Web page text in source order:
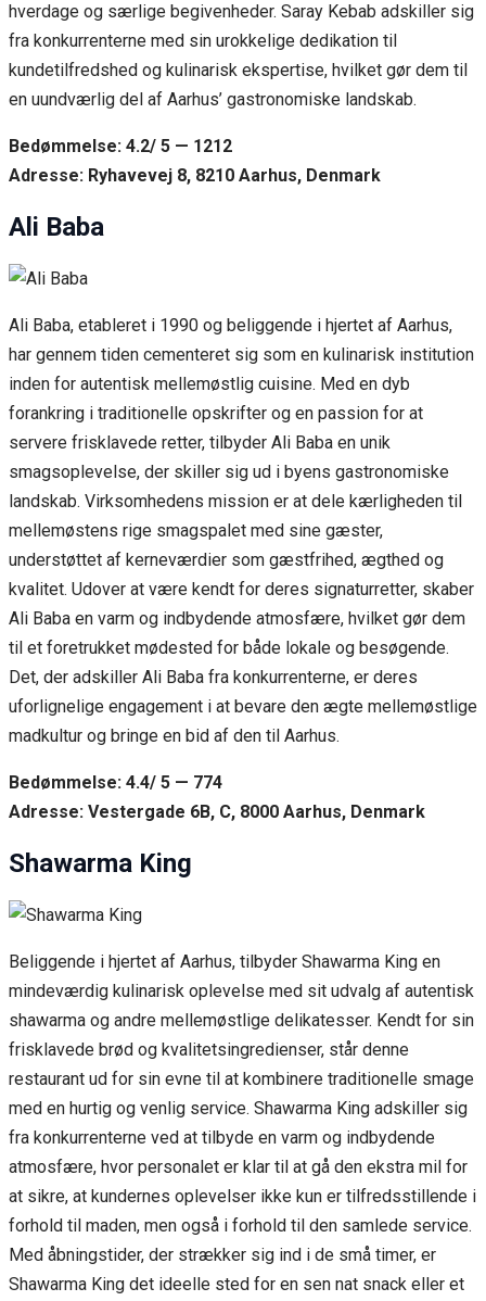
hverdage og særlige begivenheder. Saray Kebab adskiller sig
fra konkurrenterne med sin urokkelige dedikation til
kundetilfredshed og kulinarisk ekspertise, hvilket gør dem til
en uundværlig del af Aarhus’ gastronomiske landskab.
Bedømmelse: 4.2/ 5 — 1212
Adresse: Ryhavevej 8, 8210 Aarhus, Denmark
Ali Baba
Ali Baba, etableret i 1990 og beliggende i hjertet af Aarhus,
har gennem tiden cementeret sig som en kulinarisk institution
inden for autentisk mellemøstlig cuisine. Med en dyb
forankring i traditionelle opskrifter og en passion for at
servere frisklavede retter, tilbyder Ali Baba en unik
smagsoplevelse, der skiller sig ud i byens gastronomiske
landskab. Virksomhedens mission er at dele kærligheden til
mellemøstens rige smagspalet med sine gæster,
understøttet af kerneværdier som gæstfrihed, ægthed og
kvalitet. Udover at være kendt for deres signaturretter, skaber
Ali Baba en varm og indbydende atmosfære, hvilket gør dem
til et foretrukket mødested for både lokale og besøgende.
Det, der adskiller Ali Baba fra konkurrenterne, er deres
uforlignelige engagement i at bevare den ægte mellemøstlige
madkultur og bringe en bid af den til Aarhus.
Bedømmelse: 4.4/ 5 — 774
Adresse: Vestergade 6B, C, 8000 Aarhus, Denmark
Shawarma King
Beliggende i hjertet af Aarhus, tilbyder Shawarma King en
mindeværdig kulinarisk oplevelse med sit udvalg af autentisk
shawarma og andre mellemøstlige delikatesser. Kendt for sin
frisklavede brød og kvalitetsingredienser, står denne
restaurant ud for sin evne til at kombinere traditionelle smage
med en hurtig og venlig service. Shawarma King adskiller sig
fra konkurrenterne ved at tilbyde en varm og indbydende
atmosfære, hvor personalet er klar til at gå den ekstra mil for
at sikre, at kundernes oplevelser ikke kun er tilfredsstillende i
forhold til maden, men også i forhold til den samlede service.
Med åbningstider, der strækker sig ind i de små timer, er
Shawarma King det ideelle sted for en sen nat snack eller et